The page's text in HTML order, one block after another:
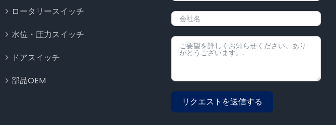
ロータリースイッチ
水位・圧力スイッチ
ドアスイッチ
部品OEM
リクエストを送信する